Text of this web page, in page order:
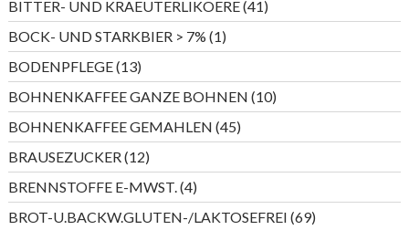
BITTER- UND KRAEUTERLIKOERE 4141
Produkte
BOCK- UND STARKBIER > 7% 11
Produkt
BODENPFLEGE 1313
Produkte
BOHNENKAFFEE GANZE BOHNEN 1010
Produkte
BOHNENKAFFEE GEMAHLEN 4545
Produkte
BRAUSEZUCKER 1212
Produkte
BRENNSTOFFE E-MWST. 44
Produkte
BROT-U.BACKW.GLUTEN-/LAKTOSEFREI 6969